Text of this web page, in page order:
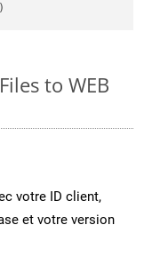
to WEB
votre ID client,
et votre version